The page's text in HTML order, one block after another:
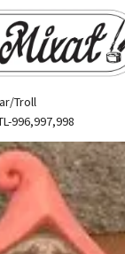
Troll
996,997,998